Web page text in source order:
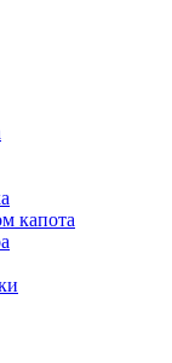
капота